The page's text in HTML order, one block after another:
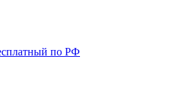
по РФ